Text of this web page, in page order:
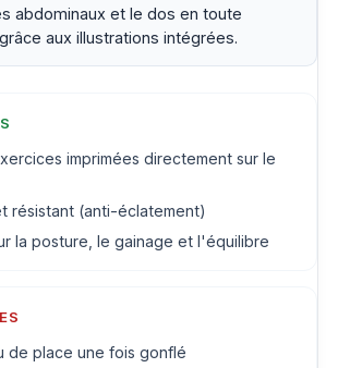
abdominaux et le dos en toute
aux illustrations intégrées.
imprimées directement sur le
résistant (anti-éclatement)
la posture, le gainage et l'équilibre
de place une fois gonflé